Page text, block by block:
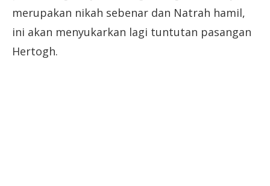
merupakan nikah sebenar dan Natrah hamil,
ini akan menyukarkan lagi tuntutan pasangan
Hertogh.